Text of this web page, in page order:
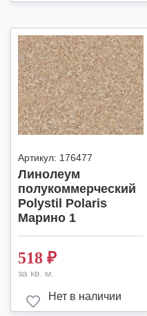
Артикул: 176477
Линолеум
полукоммерческий
Polystil Polaris
Марино 1
518 ₽
за кв. м.
Нет в наличии